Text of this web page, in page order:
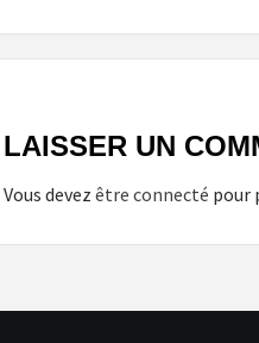
LAISSER UN
Vous devez être connecté pour